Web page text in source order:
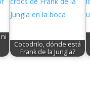
Cocodrilo, dónde está
Frank de la Jungla?